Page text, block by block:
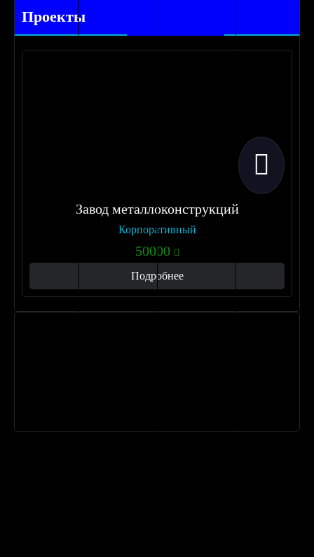
Проекты
Завод металлоконструкций
Корпоративный
50000
Подробнее